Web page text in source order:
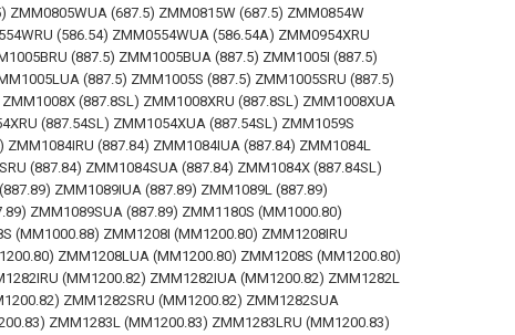
ZMM0805WUA (687.5) ZMM0815W (687.5) ZMM0854W
(586.54) ZMM0554WUA (586.54A) ZMM0954XRU
(887.5) ZMM1005BUA (887.5) ZMM1005I (887.5)
(887.5) ZMM1005S (887.5) ZMM1005SRU (887.5)
(887.8SL) ZMM1008XRU (887.8SL) ZMM1008XUA
(887.54SL) ZMM1054XUA (887.54SL) ZMM1059S
(887.84) ZMM1084IUA (887.84) ZMM1084L
(887.84) ZMM1084SUA (887.84) ZMM1084X (887.84SL)
ZMM1089IUA (887.89) ZMM1089L (887.89)
ZMM1089SUA (887.89) ZMM1180S (MM1000.80)
(MM1000.88) ZMM1208I (MM1200.80) ZMM1208IRU
ZMM1208LUA (MM1200.80) ZMM1208S (MM1200.80)
(MM1200.82) ZMM1282IUA (MM1200.82) ZMM1282L
ZMM1282SRU (MM1200.82) ZMM1282SUA
ZMM1283L (MM1200.83) ZMM1283LRU (MM1200.83)